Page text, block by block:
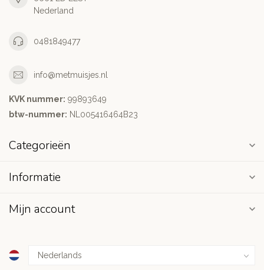
Nederland
0481849477
info@metmuisjes.nl
KVK nummer: 99893649
btw-nummer: NL005416464B23
Categorieën
Informatie
Mijn account